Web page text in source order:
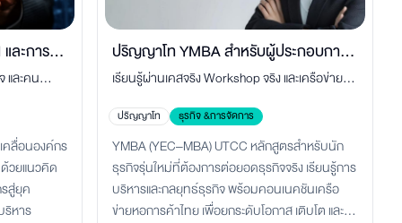
ละการ
และคน
คลื่อนองค์กร
วยแนวคิด
สู่ยุค
ริหาร
ปริญญาโท YMBA สำหรับผู้ประกอบการ
รุ่นใหม่
เรียนรู้ผ่านเคสจริง Workshop จริง และเครือข่าย
ธุรกิจคุณภาพจาก UTCC
ปริญญาโท ธุรกิจ &การจัดการ
YMBA (YEC–MBA) UTCC หลักสูตรสำหรับนัก
ธุรกิจรุ่นใหม่ที่ต้องการต่อยอดธุรกิจจริง เรียนรู้การ
บริหารและกลยุทธ์ธุรกิจ พร้อมคอนเนคชันเครือ
ข่ายหอการค้าไทย เพื่อยกระดับโอกาส เติบโต และ